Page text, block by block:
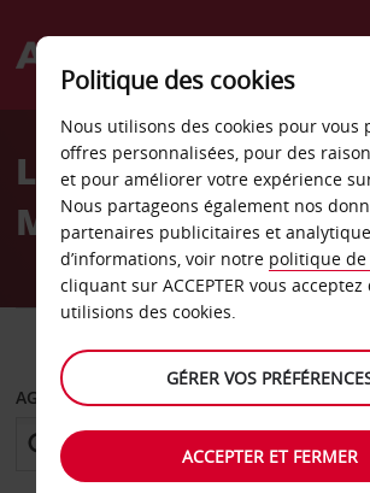
Welcome
AvisLocation de
Mcmurray
AGENCE DE DÉPART
Politique des cookies
Nous utilisons des cookies pour vous
offres personnalisées, pour des
et pour améliorer votre expérience
Nous partageons également nos
partenaires publicitaires et
d’informations, voir notre politique de
cliquant sur ACCEPTER vous
utilisions des cookies.
GÉRER VOS
ACCEPTER ET FERMER